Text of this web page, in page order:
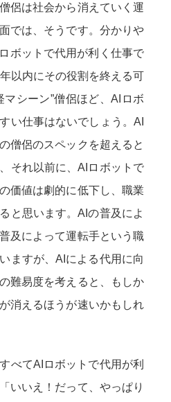
侶は社会から消えていく運
では、そうです。分かりや
ボットで代用が利く仕事で
以内にその役割を終える可
マシーン”僧侶ほど、AIロボ
い仕事はないでしょう。AI
僧侶のスペックを超えると
それ以前に、AIロボットで
価値は劇的に低下し、職業
と思います。AIの普及によ
及によって運転手という職
ますが、AIによる代用に向
難易度を考えると、もしか
消えるほうが速いかもしれ
べてAIロボットで代用が利
いいえ！だって、やっぱり